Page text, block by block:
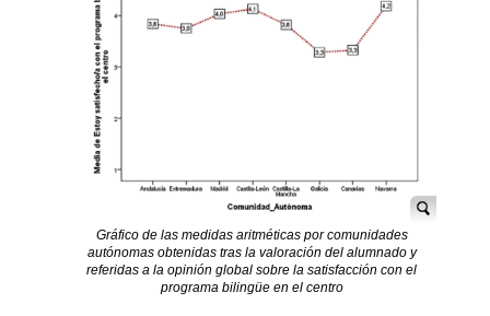
Gráfico de las medidas aritméticas por comunidades
autónomas obtenidas tras la valoración del alumnado y
referidas a la opinión global sobre la satisfacción con el
programa bilingüe en el centro